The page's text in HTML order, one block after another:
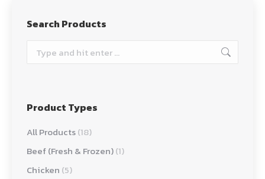
Search Products
Search:
Product Types
All Products(18)
Beef (Fresh & Frozen)(1)
Chicken (5)